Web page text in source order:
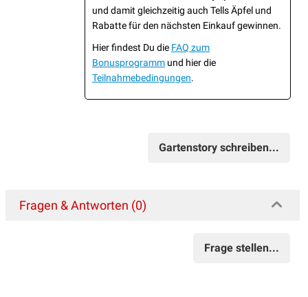
und damit gleichzeitig auch Tells Äpfel und
Rabatte für den nächsten Einkauf gewinnen.
Hier findest Du die FAQ zum
Bonusprogramm und hier die
Teilnahmebedingungen.
Gartenstory schreiben...
Fragen & Antworten (0)
Frage stellen...